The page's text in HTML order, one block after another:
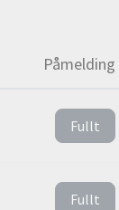
Påmelding
Fullt
Fullt